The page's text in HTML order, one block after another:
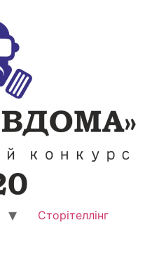
Сторітеллінг